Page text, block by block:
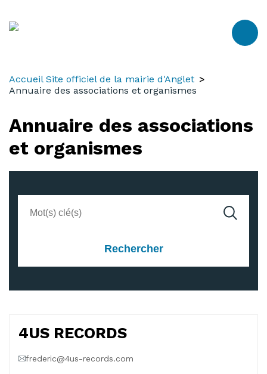
Accueil Site officiel de la mairie d'Anglet
Annuaire des associations et organismes
Annuaire des associations
et organismes
4US RECORDS
frederic@4us-records.com